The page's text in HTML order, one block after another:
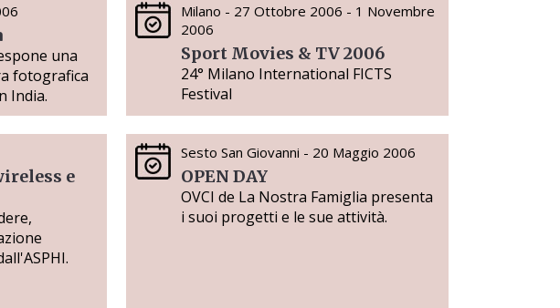
una
fotografica
India.
Milano - 27 Ottobre 2006 - 1 Novembre
2006
Sport Movies & TV 2006
24° Milano International FICTS
Festival
e
Sesto San Giovanni - 20 Maggio 2006
OPEN DAY
OVCI de La Nostra Famiglia presenta
i suoi progetti e le sue attività.